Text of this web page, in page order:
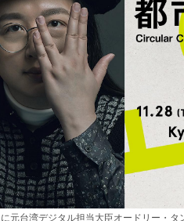
に元台湾デジタル担当大臣オードリー・